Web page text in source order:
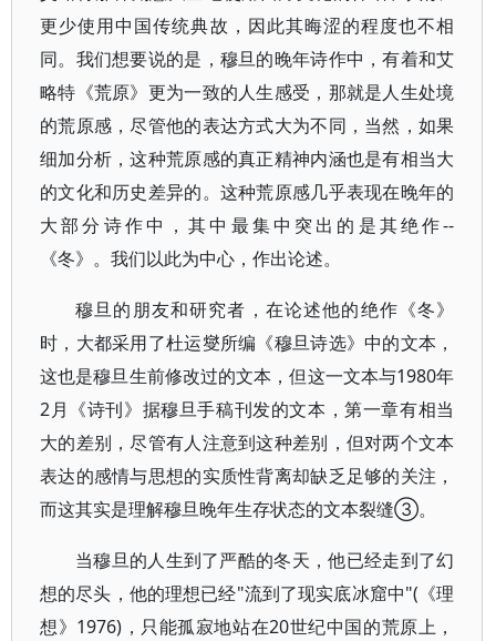
更少使用中国传统典故，因此其晦涩的程度也不相
同。我们想要说的是，穆旦的晚年诗作中，有着和艾
略特《荒原》更为一致的人生感受，那就是人生处境
的荒原感，尽管他的表达方式大为不同，当然，如果
细加分析，这种荒原感的真正精神内涵也是有相当大
的文化和历史差异的。这种荒原感几乎表现在晚年的
大部分诗作中，其中最集中突出的是其绝作--
《冬》。我们以此为中心，作出论述。
穆旦的朋友和研究者，在论述他的绝作《冬》
时，大都采用了杜运燮所编《穆旦诗选》中的文本，
这也是穆旦生前修改过的文本，但这一文本与1980年
2月《诗刊》据穆旦手稿刊发的文本，第一章有相当
大的差别，尽管有人注意到这种差别，但对两个文本
表达的感情与思想的实质性背离却缺乏足够的关注，
而这其实是理解穆旦晚年生存状态的文本裂缝③。
当穆旦的人生到了严酷的冬天，他已经走到了幻
想的尽头，他的理想已经"流到了现实底冰窟中"(《理
想》1976)，只能孤寂地站在20世纪中国的荒原上，